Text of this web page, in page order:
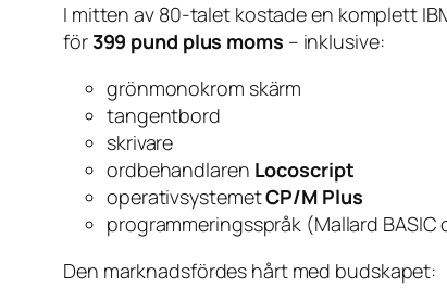
I mitten av 80-talet kostade en komplett
för399 pund plus moms – inklusive:
grönmonokrom skärm
tangentbord
skrivare
ordbehandlaren Locoscript
operativsystemetCP/M Plus
programmeringsspråk (Mallard BASIC
Den marknadsfördes hårt med budskapet: